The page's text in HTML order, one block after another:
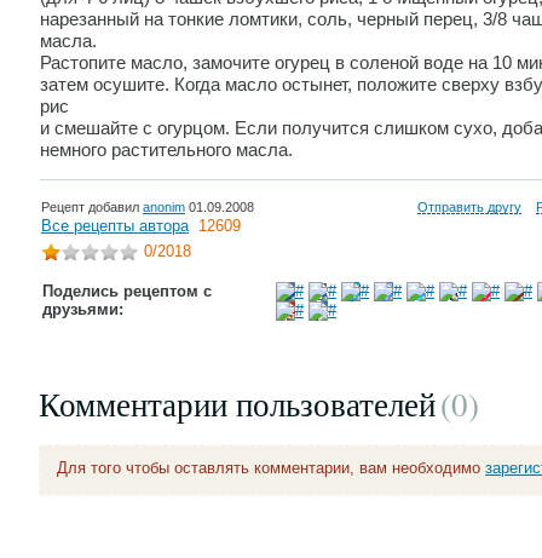
нарезанный на тонкие ломтики, соль, черный перец, 3/8
масла.
Растопите масло, замочите огурец в соленой воде на 10
затем осушите. Когда масло остынет, положите сверху
рис
и смешайте с огурцом. Если получится слишком сухо,
немного растительного масла.
Рецепт добавил anonim 01.09.2008 Отправить другу
Все рецепты автора 12609
0/2018
Поделись рецептом с
друзьями:
Комментарии пользователей(0)
Для того чтобы оставлять комментарии, вам необходимо